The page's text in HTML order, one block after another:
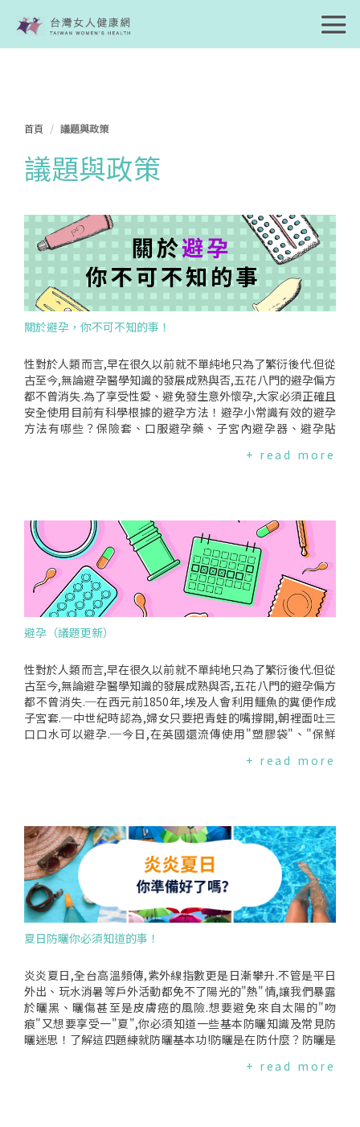
首頁 議題與政策
議題與政策
關於避孕，你不可不知的事！
性對於人類而言,早在很久以前就不單純地只為了繁衍後代.但從
古至今,無論避孕醫學知識的發展成熟與否,五花八門的避孕偏方
都不曾消失.為了享受性愛、避免發生意外懷孕,大家必須正確且
安全使用目前有科學根據的避孕方法！避孕小常識有效的避孕
方法有哪些？保險套、口服避孕藥、子宮內避孕器、避孕貼
方式是什麼？"戴保險套"是目前唯一可以達到雙重效果的方法.
以建議越快服用越好.但它的荷爾蒙濃度是一般口服避孕藥的5~
10倍,容易造成月經混亂,且長期使用對健康傷害的疑慮目前還未
釐清,因此千萬不要當作常規避孕法！(點我了解更多)不可靠的
避孕方式:計算安全期、測量基礎體溫這兩種方法分別是藉由"推
算排卵期"與"每日測量基礎體溫找到排卵期"的方式進行避孕,
但由於每月月經來的時間可能受許多外在因素影響而不穩定、
體溫也會因身體活動或服藥等狀況出現改變,因此這兩種方法都
難以準確掌握真正的排卵時間,提高避孕失敗機率.(點我了解更
為防止將性病傳染給性伴侶或遭性伴侶傳染.有人會誤以為進行
性器官接觸的性行為才有被傳染性病的風險,而口交沒有這樣的
疑慮,不需要戴保險套,但真的是這樣嗎？(點我了解更多)避孕藥
可以直接在藥局買？不少人可能都有直接在藥局購買到避孕藥
的經驗,但你知道目前只有保險套可以這麼做之外,其他避孕方法
藥不會有健康傷害？許多醫療健康資訊會說口服避孕藥的副作
藥！(點我了解更多)子宮內避孕器裝了以後可以終身避孕？子宮
內避孕器相較於其他避孕方式,是使用後無須計算日子且使用期
限較長的選擇,有些女性因此認為裝了之後就高枕無憂.但在裝置
到期前真的完全不用回診看醫生嗎？(點我了解更多)-----------
--------------台灣女性/性別健康權益亟需您以實際行動來共同
守護！竭誠歡迎認同《台灣女人健康網》理念的朋友捐款支持
我們！持續提供更優質的內容是網站不斷努力的方向,而我們需
要更多資源才能走更長遠的路.收到的每一筆捐款,都將挹注在網
持我們的重要力量！感謝您！(→捐款資訊連結←)
+ read more
避孕（議題更新）
性對於人類而言,早在很久以前就不單純地只為了繁衍後代.但從
古至今,無論避孕醫學知識的發展成熟與否,五花八門的避孕偏方
都不曾消失.─在西元前1850年,埃及人會利用鱷魚的糞便作成
子宮套.─中世紀時認為,婦女只要把青蛙的嘴撐開,朝裡面吐三
口口水可以避孕.─今日,在英國還流傳使用"塑膠袋"、"保鮮
如今避孕科技不斷發展,提供了女性多種生育自主的選項,但男性
風險的態度大相逕庭,凸顯避孕藥安全性議題的男女雙重標準.目
前有科學根據的避孕方法,是利用"抑制女性排卵"、"阻絕精子
與卵子的結合"或是"阻止受精卵著床"的機制來達到避孕效果.常
見的避孕方法,包括保險套、口服避孕藥、子宮內避孕器、避孕
貼片、陰道環、事後避孕藥.正確避孕方法一、保險套保險套是
最方便取得的避孕方法,避孕率高達9成以上；同時,它也是所有
避孕方式中唯一可同時"避性病"的.保險套要如何使用？使用前
後需注意什麼？─請在性行為開始之前先戴上,不要在射精前才
前,請檢查有無破洞,但不要拉扯以免破壞保險套.使用時,請先輕
輕擠壓前端凸型袋,將空氣排出,再將保險套放在男性生殖器前
端,緩緩往下推到底.性行為結束時,務必握住保險套的開口,並小
心扶住陰莖馬上抽離女性的陰道口.口交需要戴保險套嗎？有人
認為口交不需要戴保險套,這是錯誤的想法.由於女性的月經、陰
妳的口腔內有傷口或喉嚨發炎,就有可能感染愛滋病.二、口服避
+ read more
夏日防曬你必須知道的事！
炎炎夏日,全台高溫頻傳,紫外線指數更是日漸攀升.不管是平日
外出、玩水消暑等戶外活動都免不了陽光的"熱"情,讓我們暴露
於曬黑、曬傷甚至是皮膚癌的風險.想要避免來自太陽的"吻
痕"又想要享受一"夏",你必須知道一些基本防曬知識及常見防
曬迷思！了解這四題練就防曬基本功!防曬是在防什麼？防曬是
老化及皮膚癌,UVB會造成曬黑、曬傷及皺紋.怎樣才能完整防
+ read more